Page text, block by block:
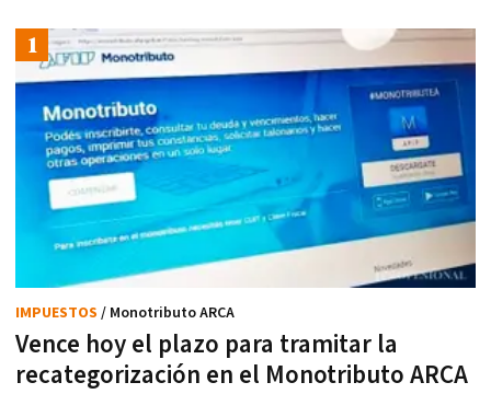
Vence hoy el plazo para tramitar la
recategorización en el Monotributo ARCA
IMPUESTOS / Monotributo ARCA